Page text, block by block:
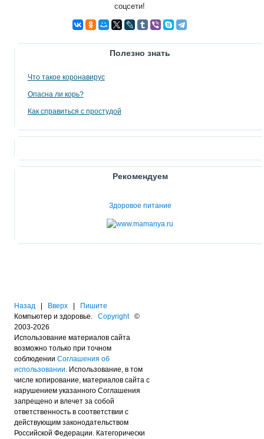
соцсети!
Полезно знать
Что такое коронавирус
Опасна ли корь?
Как справиться с простудой
Рекомендуем
Здоровое питание
Назад Вверх
Пишите
Компьютер и здоровье. Copyright©
2003-2026
Использование материалов сайта
возможно только при точном
соблюдении Соглашения об
использовании. Использование, в том
числе копирование, материалов сайта с
нарушением указанного Соглашения
запрещено и влечет за собой
ответственность в соответствии с
действующим законодательством
Российской Федерации. Категорически